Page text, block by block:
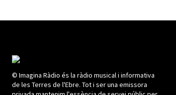
© Imagina Ràdio és la ràdio musical i informativa
de les Terres de l'Ebre. Tot i ser una emissora